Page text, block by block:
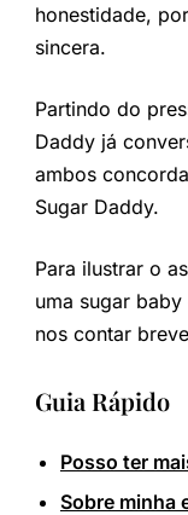
honestidade,
sincera.
Partindo do
Daddy já
ambos
Sugar Daddy.
Para ilustrar o
uma sugar
nos contar
Guia Rápido
Posso ter
Sobre minha